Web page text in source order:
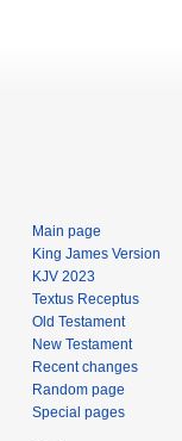
Main page
King James Version
KJV 2023
Textus Receptus
Old Testament
New Testament
Recent changes
Random page
Special pages